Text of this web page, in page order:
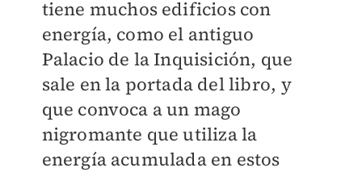
tiene muchos edificios con
energía, como el antiguo
Palacio de la Inquisición, que
sale en la portada del libro, y
que convoca a un mago
nigromante que utiliza la
energía acumulada en estos